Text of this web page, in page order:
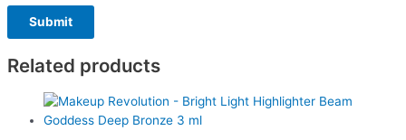
Related products